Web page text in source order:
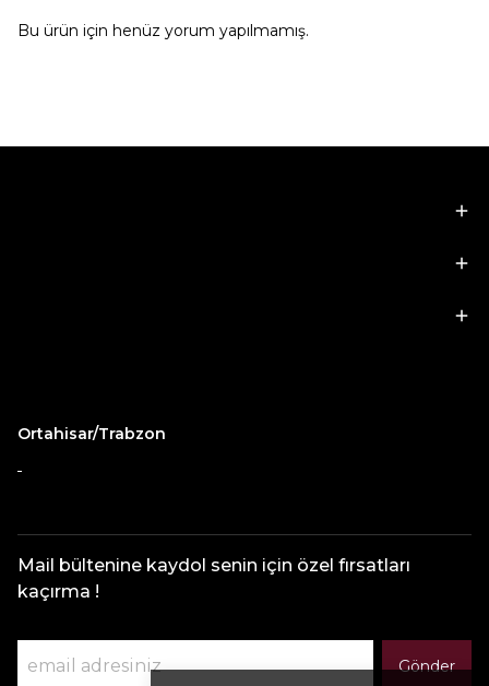
Bu ürün için henüz yorum yapılmamış.
Ortahisar/Trabzon
Mail bültenine kaydol senin için özel fırsatları
kaçırma !
Gönder